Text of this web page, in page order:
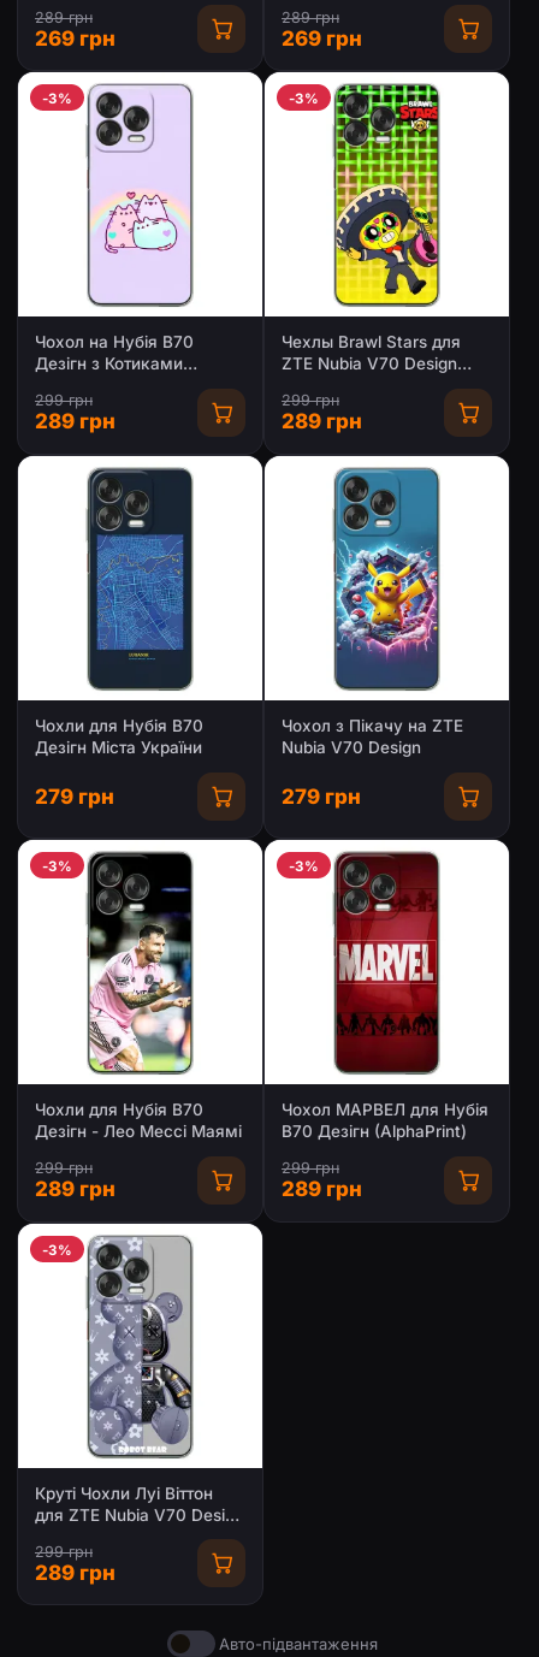
289 грн
269 грн
289 грн
269 грн
-3%
Чохол на Нубія В70
Дезігн з Котиками
299 грн
289 грн
-3%
Чехлы Brawl Stars для
ZTE Nubia V70 Design
299 грн
289 грн
Чохли для Нубія В70
Дезігн Міста України
279 грн
Чохол з Пікачу на ZTE
Nubia V70 Design
279 грн
-3%
Чохли для Нубія В70
Дезігн - Лео Мессі Маямі
299 грн
289 грн
-3%
Чохол МАРВЕЛ для Нубія
В70 Дезігн (AlphaPrint)
299 грн
289 грн
-3%
Круті Чохли Луі Віттон
для ZTE Nubia V70 Design
299 грн
289 грн
Авто-підвантаження